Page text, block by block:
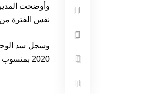
نفس الفترة
2020 بمنسوب بلغ 2.27 مليار متر مكعب.